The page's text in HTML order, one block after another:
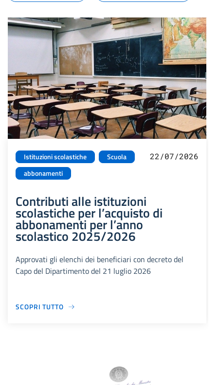
Istituzioni scolastiche
Scuola
abbonamenti
22/07/2026
Contributi alle istituzioni
scolastiche per l’acquisto di
abbonamenti per l’anno
scolastico 2025/2026
Approvati gli elenchi dei beneficiari con decreto del
Capo del Dipartimento del 21 luglio 2026
SCOPRI TUTTO